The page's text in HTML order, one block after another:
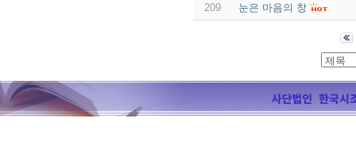
209
눈은 마음의 창